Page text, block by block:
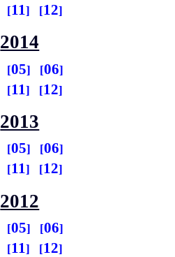
11 12
2014
05
06
11 12
2013
05
06
11 12
2012
05
06
11 12